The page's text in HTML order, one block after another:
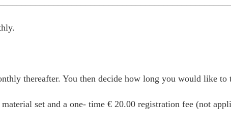
thereafter. You then decide how long you would like to
set and a one- time € 20.00 registration fee (not